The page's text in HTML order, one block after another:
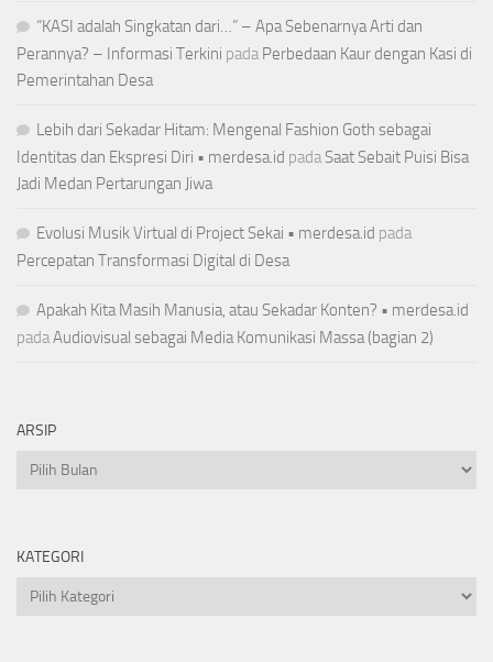
“KASI adalah Singkatan dari…” – Apa Sebenarnya Arti dan
Perannya? – Informasi Terkini pada Perbedaan Kaur dengan Kasi di
Pemerintahan Desa
Lebih dari Sekadar Hitam: Mengenal Fashion Goth sebagai
Identitas dan Ekspresi Diri • merdesa.id pada Saat Sebait Puisi Bisa
Jadi Medan Pertarungan Jiwa
Evolusi Musik Virtual di Project Sekai • merdesa.id pada
Percepatan Transformasi Digital di Desa
Apakah Kita Masih Manusia, atau Sekadar Konten? • merdesa.id
padaAudiovisual sebagai Media Komunikasi Massa (bagian 2)
ARSIP
Arsip
KATEGORI
Kategori